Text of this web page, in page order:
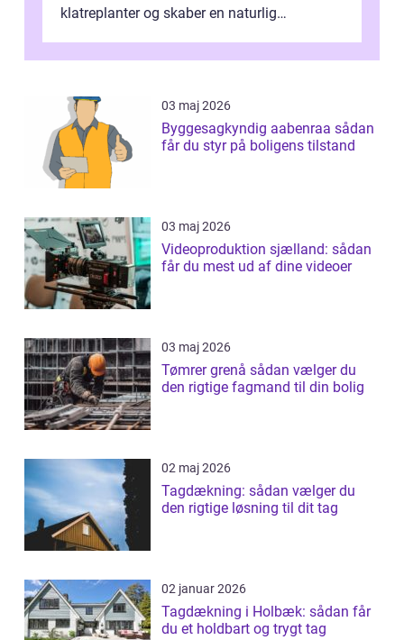
klatreplanter og skaber en naturlig
d...
03 maj 2026
Byggesagkyndig aabenraa sådan
får du styr på boligens tilstand
03 maj 2026
Videoproduktion sjælland: sådan
får du mest ud af dine videoer
03 maj 2026
Tømrer grenå sådan vælger du
den rigtige fagmand til din bolig
02 maj 2026
Tagdækning: sådan vælger du
den rigtige løsning til dit tag
02 januar 2026
Tagdækning i Holbæk: sådan får
du et holdbart og trygt tag